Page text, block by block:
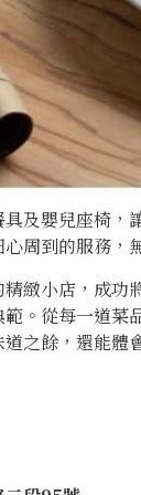
及嬰兒座椅
周到的服務，
緻小店，成
。從每一道
之餘，還能